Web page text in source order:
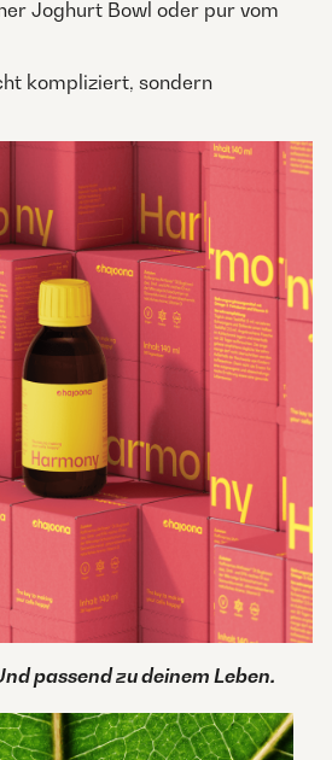
Joghurt Bowl oder pur vom
kompliziert, sondern
passend zu deinem Leben.